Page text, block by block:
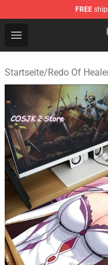
FREE
Open menu
Redo Of Healer
Startseite/Redo Of